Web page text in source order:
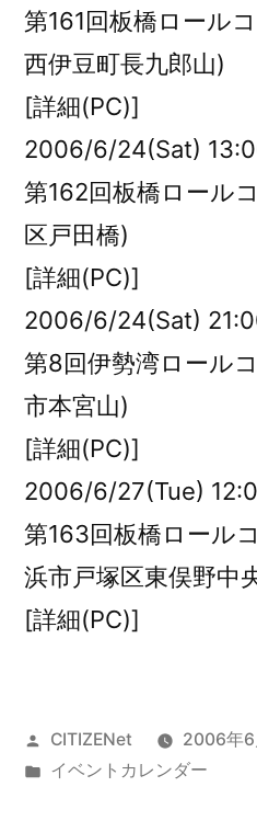
第161回板橋ロール
西伊豆町長九郎山)
[詳細(PC)]
2006/6/24(Sat)
第162回板橋ロール
区戸田橋)
[詳細(PC)]
2006/6/24(Sat)
第8回伊勢湾ロール
市本宮山)
[詳細(PC)]
2006/6/27(Tue)
第163回板橋ロール
浜市戸塚区東俣野中
[詳細(PC)]
投
稿
CITIZENet
2006年6
カ
イベントカレンダー